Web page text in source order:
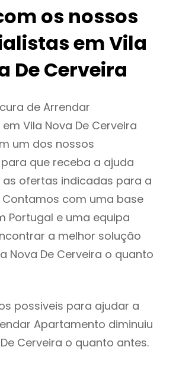
os nossos
em Vila
De Cerveira
de Arrendar
Vila Nova De Cerveira
um dos nossos
que receba a ajuda
as ofertas indicadas para a
com uma base
Portugal e uma equipa
a melhor solução
Nova De Cerveira o quanto
possiveis para ajudar a
Apartamento diminuiu
Cerveira o quanto antes.